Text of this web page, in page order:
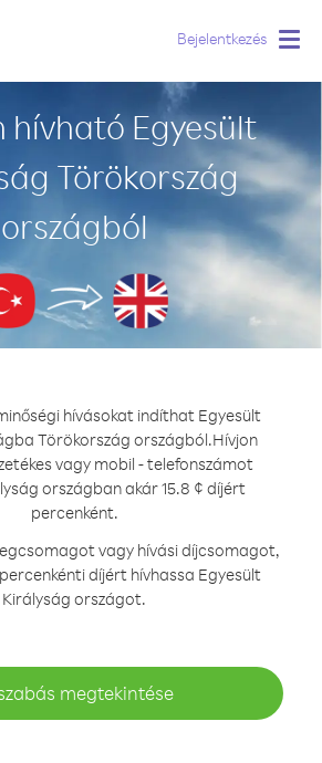
Bejelentkezés
hívható Egyesült
Törökország
országból
hívásokat indíthat Egyesült
Törökország országból.Hívjon
vagy mobil - telefonszámot
országban akár 15.8 ¢ díjért
percenként.
vagy hívási díjcsomagot,
díjért hívhassa Egyesült
Királyság országot.
megtekintése